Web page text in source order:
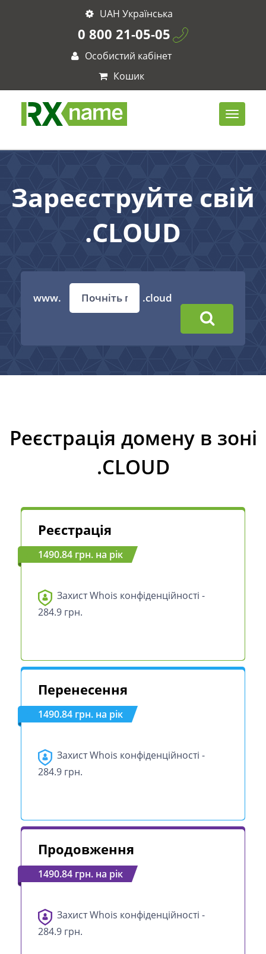
UAH Українська
0 800 21-05-05
Особистий кабінет
Кошик
Зареєструйте свій
.CLOUD
www. .cloud
Реєстрація домену в зоні
.CLOUD
Реєстрація
1490.84 грн. на рік
Захист Whois конфіденційності -
284.9 грн.
Перенесення
1490.84 грн. на рік
Захист Whois конфіденційності -
284.9 грн.
Продовження
1490.84 грн. на рік
Захист Whois конфіденційності -
284.9 грн.